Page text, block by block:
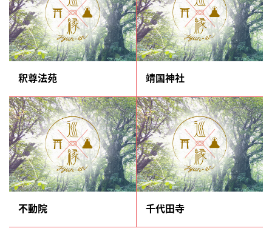
釈尊法苑 靖国神社
不動院 千代田寺